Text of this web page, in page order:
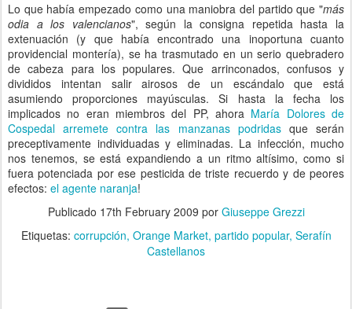
Lo que había empezado como una maniobra del partido que "más
odia a los valencianos", según la consigna repetida hasta la
extenuación (y que había encontrado una inoportuna cuanto
providencial montería), se ha trasmutado en un serio quebradero
de cabeza para los populares. Que arrinconados, confusos y
divididos intentan salir airosos de un escándalo que está
asumiendo proporciones mayúsculas. Si hasta la fecha los
implicados no eran miembros del PP, ahora María Dolores de
Cospedal arremete contra las manzanas podridas que serán
preceptivamente individuadas y eliminadas. La infección, mucho
nos tenemos, se está expandiendo a un ritmo altísimo, como si
fuera potenciada por ese pesticida de triste recuerdo y de peores
efectos: el agente naranja!
Publicado 17th February 2009 por Giuseppe Grezzi
Etiquetas: corrupción Orange Market partido popular Serafín
Castellanos